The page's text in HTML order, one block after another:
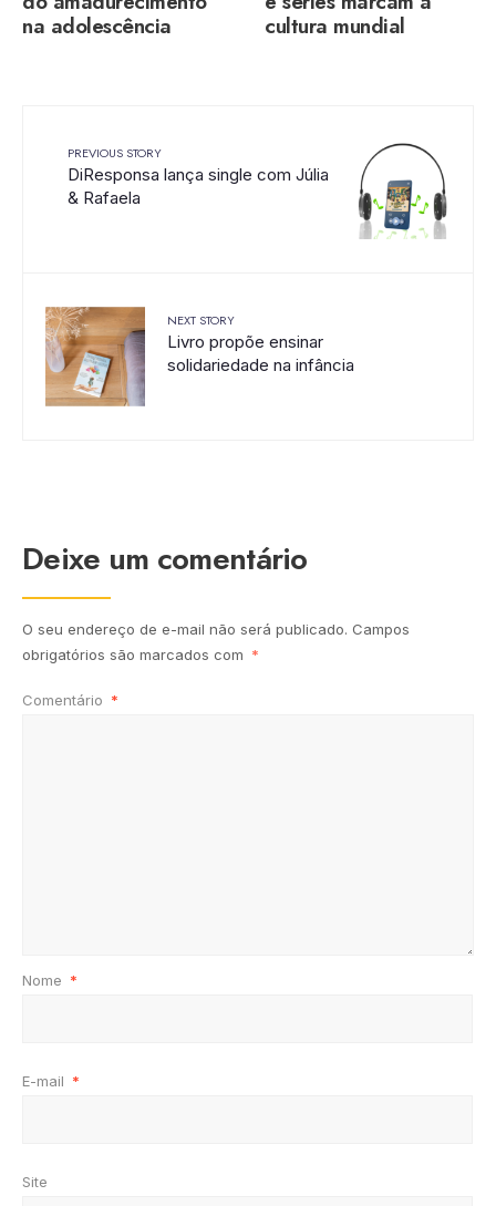
na adolescência
cultura mundial
PREVIOUS STORY
DiResponsa lança single com Júlia
& Rafaela
NEXT STORY
Livro propõe ensinar
solidariedade na infância
Deixe um comentário
O seu endereço de e-mail não será publicado. Campos
obrigatórios são marcados com *
Comentário *
Nome *
E-mail *
Site